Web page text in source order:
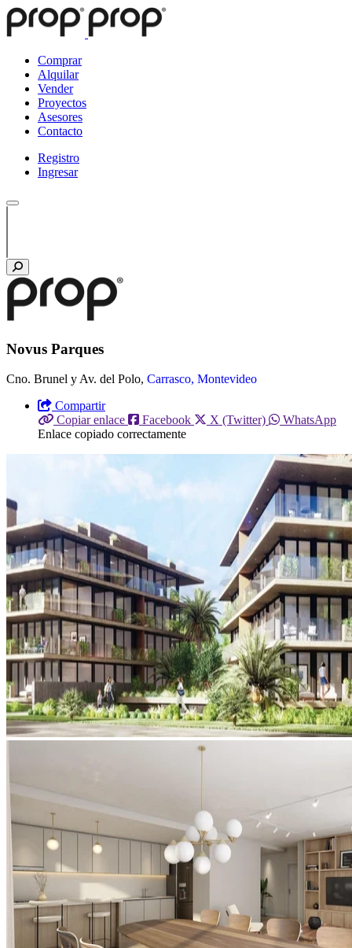
Comprar
Alquilar
Vender
Proyectos
Asesores
Contacto
Registro
Ingresar
Novus Parques
Cno. Brunel y Av. del Polo, Carrasco, Montevideo
Compartir
Copiar enlace
Facebook X (Twitter)
WhatsApp
Enlace copiado correctamente